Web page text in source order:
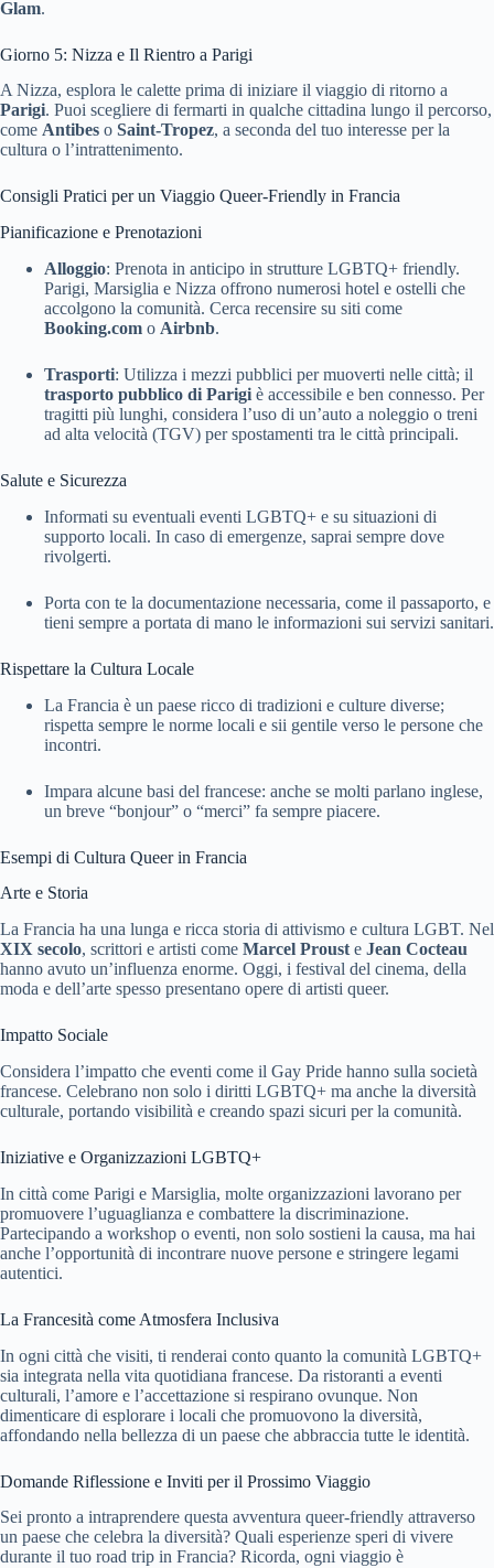
Glam.
Giorno 5: Nizza e Il Rientro a Parigi
A Nizza, esplora le calette prima di iniziare il viaggio di ritorno a
Parigi. Puoi scegliere di fermarti in qualche cittadina lungo il percorso,
come Antibes o Saint-Tropez, a seconda del tuo interesse per la
cultura o l’intrattenimento.
Consigli Pratici per un Viaggio Queer-Friendly in Francia
Pianificazione e Prenotazioni
Alloggio: Prenota in anticipo in strutture LGBTQ+ friendly.
Parigi, Marsiglia e Nizza offrono numerosi hotel e ostelli che
accolgono la comunità. Cerca recensire su siti come
Booking.com o Airbnb.
Trasporti: Utilizza i mezzi pubblici per muoverti nelle città; il
trasporto pubblico di Parigi è accessibile e ben connesso. Per
tragitti più lunghi, considera l’uso di un’auto a noleggio o treni
ad alta velocità (TGV) per spostamenti tra le città principali.
Salute e Sicurezza
Informati su eventuali eventi LGBTQ+ e su situazioni di
supporto locali. In caso di emergenze, saprai sempre dove
rivolgerti.
Porta con te la documentazione necessaria, come il passaporto, e
tieni sempre a portata di mano le informazioni sui servizi sanitari.
Rispettare la Cultura Locale
La Francia è un paese ricco di tradizioni e culture diverse;
rispetta sempre le norme locali e sii gentile verso le persone che
incontri.
Impara alcune basi del francese: anche se molti parlano inglese,
un breve “bonjour” o “merci” fa sempre piacere.
Esempi di Cultura Queer in Francia
Arte e Storia
La Francia ha una lunga e ricca storia di attivismo e cultura LGBT. Nel
XIX secolo, scrittori e artisti come Marcel Proust e Jean Cocteau
hanno avuto un’influenza enorme. Oggi, i festival del cinema, della
moda e dell’arte spesso presentano opere di artisti queer.
Impatto Sociale
Considera l’impatto che eventi come il Gay Pride hanno sulla società
francese. Celebrano non solo i diritti LGBTQ+ ma anche la diversità
culturale, portando visibilità e creando spazi sicuri per la comunità.
Iniziative e Organizzazioni LGBTQ+
In città come Parigi e Marsiglia, molte organizzazioni lavorano per
promuovere l’uguaglianza e combattere la discriminazione.
Partecipando a workshop o eventi, non solo sostieni la causa, ma hai
anche l’opportunità di incontrare nuove persone e stringere legami
autentici.
La Francesità come Atmosfera Inclusiva
In ogni città che visiti, ti renderai conto quanto la comunità LGBTQ+
sia integrata nella vita quotidiana francese. Da ristoranti a eventi
culturali, l’amore e l’accettazione si respirano ovunque. Non
dimenticare di esplorare i locali che promuovono la diversità,
affondando nella bellezza di un paese che abbraccia tutte le identità.
Domande Riflessione e Inviti per il Prossimo Viaggio
Sei pronto a intraprendere questa avventura queer-friendly attraverso
un paese che celebra la diversità? Quali esperienze speri di vivere
durante il tuo road trip in Francia? Ricorda, ogni viaggio è